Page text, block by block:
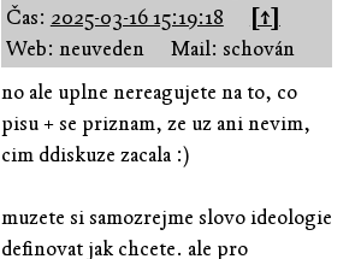
Čas: 2025-03-16 15:19:18
[↑]
Web: neuveden
Mail: schován
no ale uplne nereagujete na to, co
pisu + se priznam, ze uz ani nevim,
cim ddiskuze zacala :)
muzete si samozrejme slovo ideologie
definovat jak chcete. ale pro